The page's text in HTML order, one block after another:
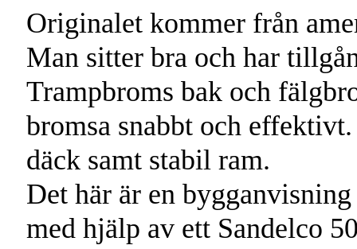
Originalet kommer från
Man sitter bra och har
Trampbroms bak och
bromsa snabbt och
däck samt stabil ram.
Det här är en
med hjälp av ett Sandelco